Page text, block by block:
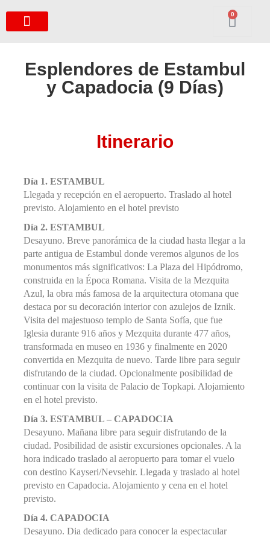
0
Esplendores de Estambul
y Capadocia (9 Días)
Itinerario
Día 1. ESTAMBUL
Llegada y recepción en el aeropuerto. Traslado al hotel
previsto. Alojamiento en el hotel previsto
Día 2. ESTAMBUL
Desayuno. Breve panorámica de la ciudad hasta llegar a la
parte antigua de Estambul donde veremos algunos de los
monumentos más significativos: La Plaza del Hipódromo,
construida en la Época Romana. Visita de la Mezquita
Azul, la obra más famosa de la arquitectura otomana que
destaca por su decoración interior con azulejos de Iznik.
Visita del majestuoso templo de Santa Sofía, que fue
Iglesia durante 916 años y Mezquita durante 477 años,
transformada en museo en 1936 y finalmente en 2020
convertida en Mezquita de nuevo. Tarde libre para seguir
disfrutando de la ciudad. Opcionalmente posibilidad de
continuar con la visita de Palacio de Topkapi. Alojamiento
en el hotel previsto.
Día 3. ESTAMBUL – CAPADOCIA
Desayuno. Mañana libre para seguir disfrutando de la
ciudad. Posibilidad de asistir excursiones opcionales. A la
hora indicado traslado al aeropuerto para tomar el vuelo
con destino Kayseri/Nevsehir. Llegada y traslado al hotel
previsto en Capadocia. Alojamiento y cena en el hotel
previsto.
Día 4. CAPADOCIA
Desayuno. Dia dedicado para conocer la espectacular